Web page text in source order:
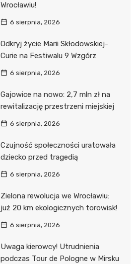
Wrocławiu!
6 sierpnia, 2026
Odkryj życie Marii Skłodowskiej-
Curie na Festiwalu 9 Wzgórz
6 sierpnia, 2026
Gajowice na nowo: 2,7 mln zł na
rewitalizację przestrzeni miejskiej
6 sierpnia, 2026
Czujność społeczności uratowała
dziecko przed tragedią
6 sierpnia, 2026
Zielona rewolucja we Wrocławiu:
już 20 km ekologicznych torowisk!
6 sierpnia, 2026
Uwaga kierowcy! Utrudnienia
podczas Tour de Pologne w Mirsku